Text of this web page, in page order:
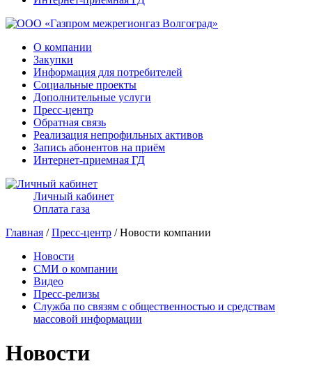
О компании
Закупки
Информация для потребителей
Социальные проекты
Дополнительные услуги
Пресс-центр
Обратная связь
Реализация непрофильных активов
Запись абонентов на приём
Интернет-приемная ГД
Личный кабинет
Оплата газа
Главная /Пресс-центр / Новости компании
Новости
СМИ о компании
Видео
Пресс-релизы
Служба по связям с общественностью и средствам
массовой информации
Новости